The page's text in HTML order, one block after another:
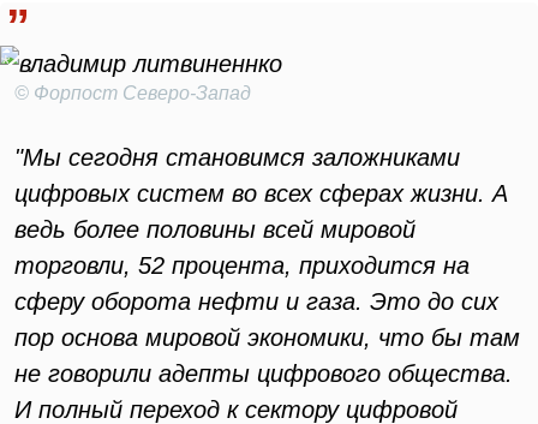
© Форпост Северо-Запад
"Мы сегодня становимся заложниками
цифровых систем во всех сферах жизни. А
ведь более половины всей мировой
торговли, 52 процента, приходится на
сферу оборота нефти и газа. Это до сих
пор основа мировой экономики, что бы там
не говорили адепты цифрового общества.
И полный переход к сектору цифровой